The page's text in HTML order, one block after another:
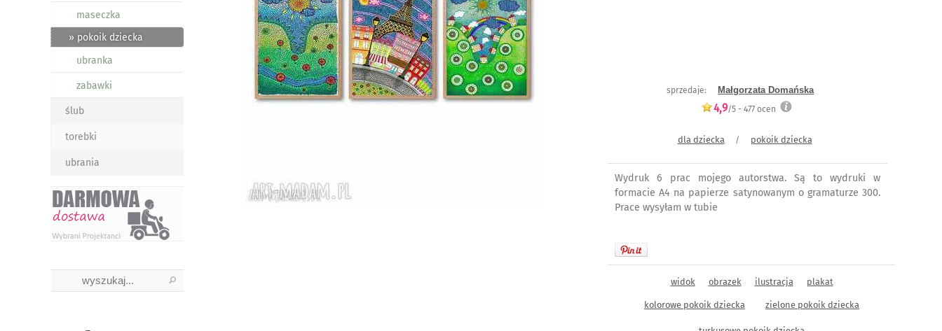
maseczka
» pokoik dziecka
ubranka
zabawki
ślub
torebki
ubrania
sprzedaje: Małgorzata Domańska
4,9/5 - 477 ocen
dla dziecka / pokoik dziecka
Wydruk 6 prac mojego autorstwa. Są to wydruki w
formacie A4 na papierze satynowanym o gramaturze 300.
Prace wysyłam w tubie
widok obrazek ilustracja plakat
kolorowe pokoik dziecka zielone pokoik dziecka